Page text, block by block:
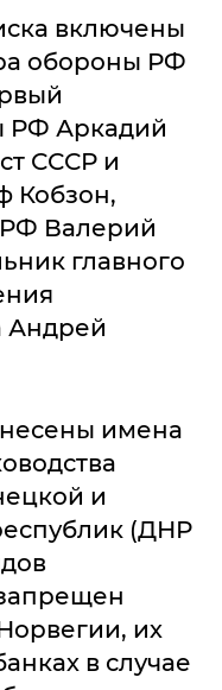
включены
обороны РФ
РФ Аркадий
СССР и
Кобзон,
Валерий
главного
Андрей
имена
и
(ДНР
их
в случае